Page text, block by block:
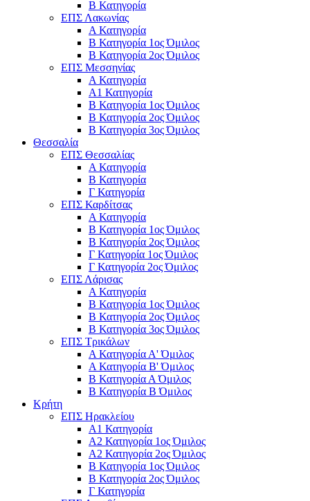
Β Κατηγορία
ΕΠΣ Λακωνίας
Α Κατηγορία
Β Κατηγορία 1ος Όμιλος
Β Κατηγορία 2ος Όμιλος
ΕΠΣ Μεσσηνίας
Α Κατηγορία
Α1 Κατηγορία
Β Κατηγορία 1ος Όμιλος
Β Κατηγορία 2ος Όμιλος
Β Κατηγορία 3ος Όμιλος
Θεσσαλία
ΕΠΣ Θεσσαλίας
Α Κατηγορία
Β Κατηγορία
Γ Κατηγορία
ΕΠΣ Καρδίτσας
Α Κατηγορία
Β Κατηγορία 1ος Όμιλος
Β Κατηγορία 2ος Όμιλος
Γ Κατηγορία 1ος Όμιλος
Γ Κατηγορία 2ος Όμιλος
ΕΠΣ Λάρισας
Α Κατηγορία
Β Κατηγορία 1ος Όμιλος
Β Κατηγορία 2ος Όμιλος
Β Κατηγορία 3ος Όμιλος
ΕΠΣ Τρικάλων
Α Κατηγορία Α' Όμιλος
Α Κατηγορία Β' Όμιλος
Β Κατηγορία Α Όμιλος
Β Κατηγορία Β Όμιλος
Κρήτη
ΕΠΣ Ηρακλείου
Α1 Κατηγορία
Α2 Κατηγορία 1ος Όμιλος
Α2 Κατηγορία 2ος Όμιλος
Β Κατηγορία 1ος Όμιλος
Β Κατηγορία 2ος Όμιλος
Γ Κατηγορία